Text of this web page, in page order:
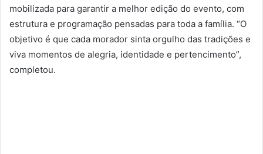
mobilizada para garantir a melhor edição do evento, com
estrutura e programação pensadas para toda a família. “O
objetivo é que cada morador sinta orgulho das tradições e
viva momentos de alegria, identidade e pertencimento”,
completou.